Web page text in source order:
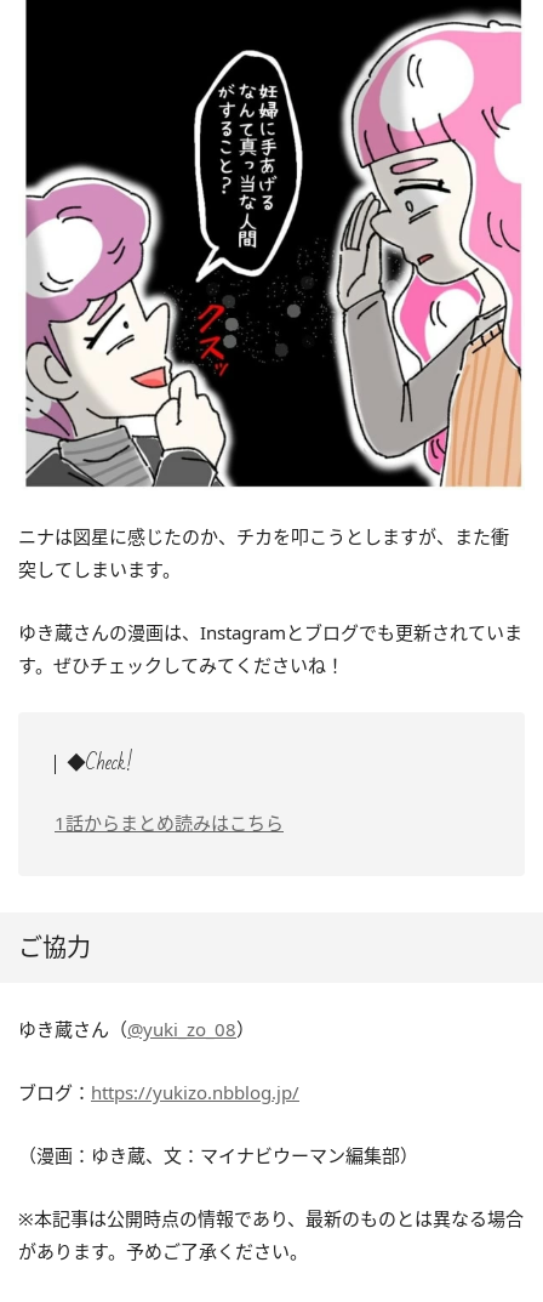
ニナは図星に感じたのか、チカを叩こうとしますが、また衝
突してしまいます。
ゆき蔵さんの漫画は、Instagramとブログでも更新されていま
す。ぜひチェックしてみてくださいね！
◆Check!
1話からまとめ読みはこちら
ご協力
ゆき蔵さん（@yuki_zo_08）
ブログ： https://yukizo.nbblog.jp/
（漫画：ゆき蔵、文：マイナビウーマン編集部）
※本記事は公開時点の情報であり、最新のものとは異なる場合
があります。予めご了承ください。